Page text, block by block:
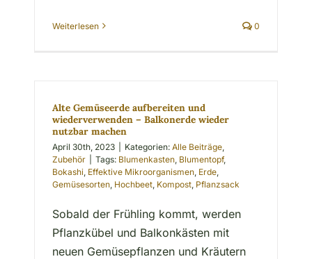
Weiterlesen 0
Alte Gemüseerde aufbereiten und
wiederverwenden – Balkonerde wieder
nutzbar machen
April 30th, 2023 Kategorien:Alle Beiträge
Zubehör
Tags: Blumenkasten Blumentopf,
Bokashi Effektive Mikroorganismen Erde
Gemüsesorten Hochbeet Kompost Pflanzsack
Sobald der Frühling kommt, werden
Pflanzkübel und Balkonkästen mit
neuen Gemüsepflanzen und Kräutern